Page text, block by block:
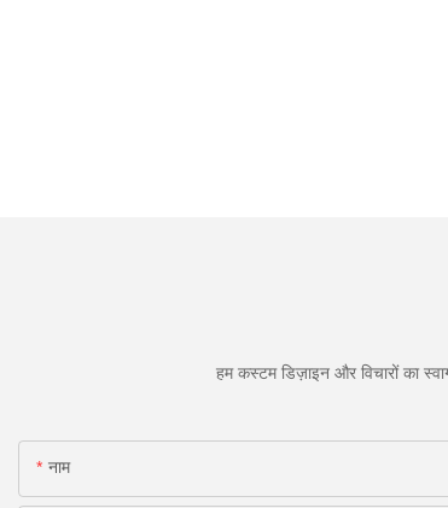
हम कस्टम डिज़ाइन और विचारों का
नाम